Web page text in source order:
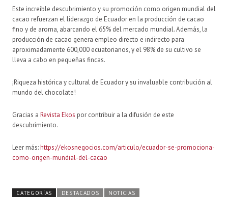
Este increíble descubrimiento y su promoción como origen mundial del
cacao refuerzan el liderazgo de Ecuador en la producción de cacao
fino y de aroma, abarcando el 65% del mercado mundial. Además, la
producción de cacao genera empleo directo e indirecto para
aproximadamente 600,000 ecuatorianos, y el 98% de su cultivo se
lleva a cabo en pequeñas fincas.
¡Riqueza histórica y cultural de Ecuador y su invaluable contribución al
mundo del chocolate!
Gracias a Revista Ekos por contribuir a la difusión de este
descubrimiento.
Leer más:https://ekosnegocios.com/articulo/ecuador-se-promociona-
como-origen-mundial-del-cacao
CATEGORÍAS DESTACADOS NOTICIAS